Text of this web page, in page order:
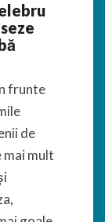
frunte
de
mai mult